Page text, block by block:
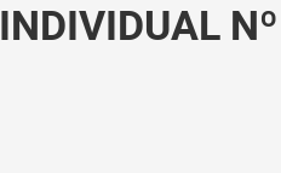
INDIVIDUAL